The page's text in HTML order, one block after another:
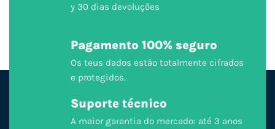
y 30 dias devoluções
Pagamento 100% seguro
Os teus dados estão totalmente cifrados
e protegidos.
Suporte técnico
A maior garantia do mercado: até 3 anos